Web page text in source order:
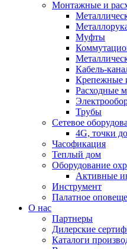
Монтажные и
Муфты
Кабель-
Крепежные
Расходные
Трубы
Сетевое
4G, точки
Часофикация
Теплый дом
Оборудование
Активные
Инструмент
Палатное
О нас
Партнеры
Дилерские
Каталоги